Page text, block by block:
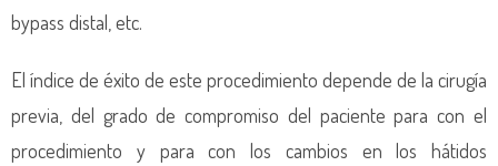
bypass distal, etc.
El índice de éxito de este procedimiento depende de la cirugía
previa, del grado de compromiso del paciente para con el
procedimiento y para con los cambios en los hátidos